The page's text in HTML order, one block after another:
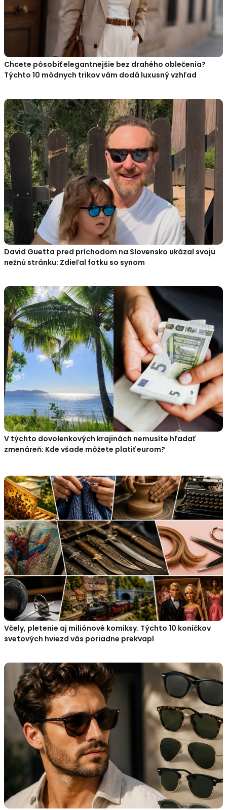
Chcete pôsobiť elegantnejšie bez drahého oblečenia?
Týchto 10 módnych trikov vám dodá luxusný vzhľad
David Guetta pred príchodom na Slovensko ukázal svoju
nežnú stránku: Zdieľal fotku so synom
V týchto dovolenkových krajinách nemusíte hľadať
zmenáreň: Kde všade môžete platiť eurom?
Včely, pletenie aj miliónové komiksy. Týchto 10 koníčkov
svetových hviezd vás poriadne prekvapí